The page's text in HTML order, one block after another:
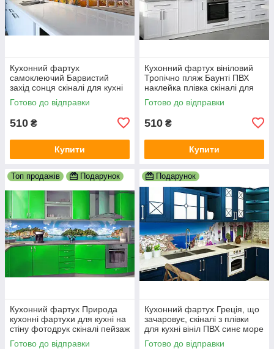
Кухонний фартух
самоклеючий Барвистий
захід сонця скіналі для кухні
наклейка ПВХ колони море
корабель 600х2000 мм
Готово до відправки
510 ₴
Купити
Кухонний фартух вініловий
Тропічно пляж Баунті ПВХ
наклейка плівка скіналі для
кухні блакитний 600х2000 мм
Готово до відправки
510 ₴
Купити
Топ продажів Подарунок
Кухонний фартух Природа
кухонні фартухи для кухні на
стіну фотодрук скіналі пейзаж
600х2000 мм
Готово до відправки
Подарунок
Кухонний фартух Греція, що
зачаровує, скіналі з плівки
для кухні вініл ПВХ синє море
білі будинки 600х2000 мм
Готово до відправки